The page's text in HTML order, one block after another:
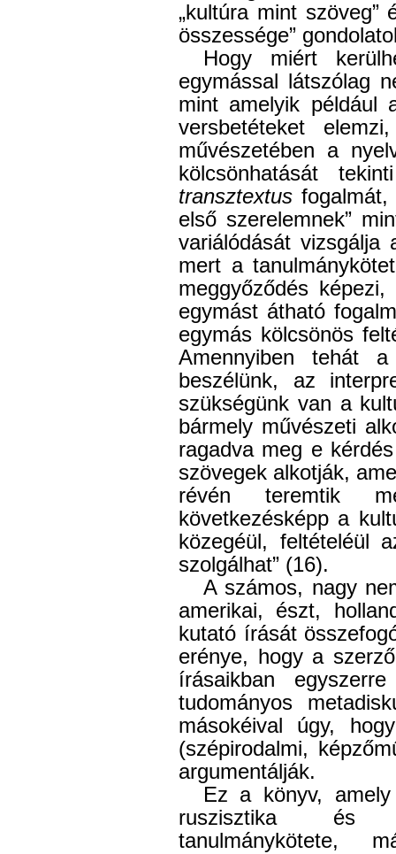
„kultúra mint szöveg”
összessége”
Hogy miért
egymással látszólag
mint amelyik például
versbetéteket
művészetében a
kölcsönhatását
transztextus fogalmát,
első szerelemnek”
variálódását vizsgálja
mert a
meggyőződés
egymást átható
egymás kölcsönös
Amennyiben tehát
beszélünk, az
szükségünk van a
bármely művészeti
ragadva meg e
szövegek alkotják,
révén teremtik
következésképp a
közegéül, feltételéül
szolgálhat” (16).
A számos, nagy
amerikai, észt,
kutató írását
erénye, hogy a
írásaikban
tudományos
másokéival úgy,
(szépirodalmi,
argumentálják.
Ez a könyv,
ruszisztika és